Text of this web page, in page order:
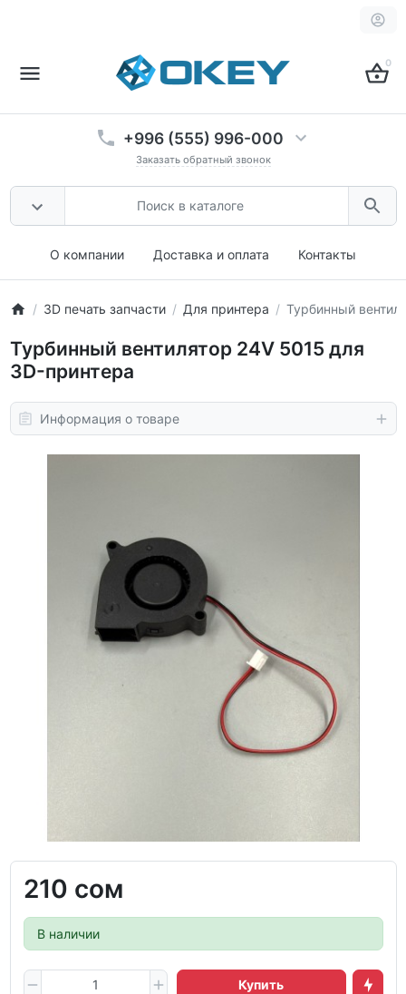
0
+996 (555) 996-000
Заказать обратный звонок
О компании Доставка и оплата Контакты
3D печать запчасти Для принтера Турбинный
Турбинный вентилятор 24V 5015 для
3D-принтера
Информация о товаре
210 сом
В наличии
Купить